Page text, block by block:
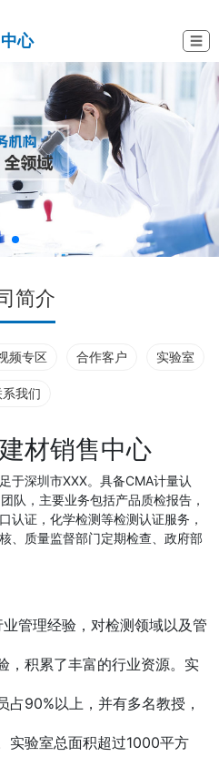
心 ☰
简介
频专区 合作客户 实验室
系我们
材销售中心
于深圳市XXX。具备CMA计量认
队，主要业务包括产品质检报告，
认证，化学检测等检测认证服务，
、质量监督部门定期检查、政府部
理经验，对检测领域以及管
，积累了丰富的行业资源。实
90%以上，并有多名教授，
实验室总面积超过1000平方